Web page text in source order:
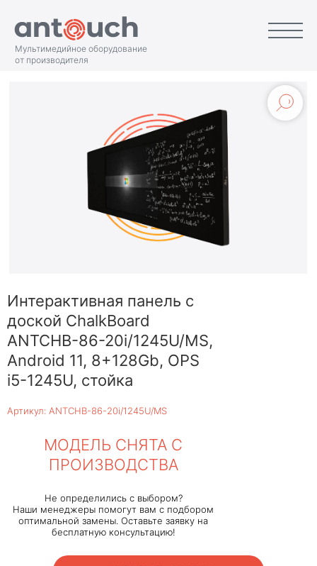
Мультимедийное оборудование
от производителя
Интерактивная панель с
доской ChalkBoard
ANTCHB-86-20i/1245U/MS,
Android 11, 8+128Gb, OPS
i5-1245U, стойка
МОДЕЛЬ СНЯТА С
ПРОИЗВОДСТВА
Не определились с выбором?
Наши менеджеры помогут вам с подбором
оптимальной замены. Оставьте заявку на
бесплатную консультацию!
Артикул: ANTCHB-86-20i/1245U/MS